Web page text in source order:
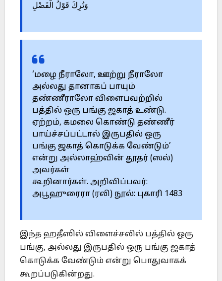
وَتُرِكَ قَوْلُ الْفَضْلِ
‘மழை நீராலோ, ஊற்று நீராலோ
அல்லது தானாகப் பாயும்
தண்ணீராலோ விளைபவற்றில்
பத்தில் ஒரு பங்கு ஜகாத் உண்டு.
ஏற்றம், கமலை கொண்டு தண்ணீர்
பாய்ச்சப்பட்டால் இருபதில் ஒரு
பங்கு ஜகாத் கொடுக்க வேண்டும்’
என்று அல்லாஹ்வின் தூதர் (ஸல்)
அவர்கள்
கூறினார்கள். அறிவிப்பவர்:
அபூஹுரைரா (ரலி) நூல்: புகாரி 1483
இந்த ஹதீஸில் விளைச்சலில் பத்தில் ஒரு
பங்கு, அல்லது இருபதில் ஒரு பங்கு ஜகாத்
கொடுக்க வேண்டும் என்று பொதுவாகக்
கூறப்படுகின்றது.